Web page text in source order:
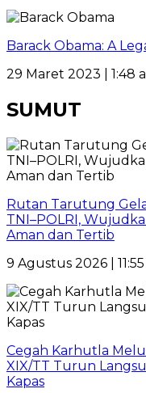
Barack Obama: A
29 Maret 2023 | 1:48
SUMUT
Rutan Tarutung
TNI–POLRI,
Aman dan Tertib
9 Agustus 2026 |
Cegah Karhutla
XIX/TT Turun
Kapas